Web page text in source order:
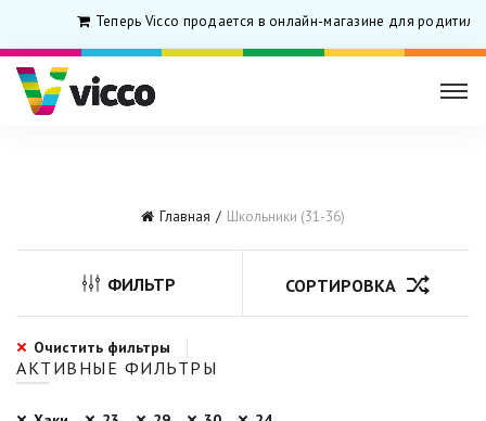
Теперь Vicco продается в онлайн-магазине для
Главная Школьники (31-36)
ФИЛЬТР СОРТИРОВКА
Очистить фильтры
АКТИВНЫЕ ФИЛЬТРЫ